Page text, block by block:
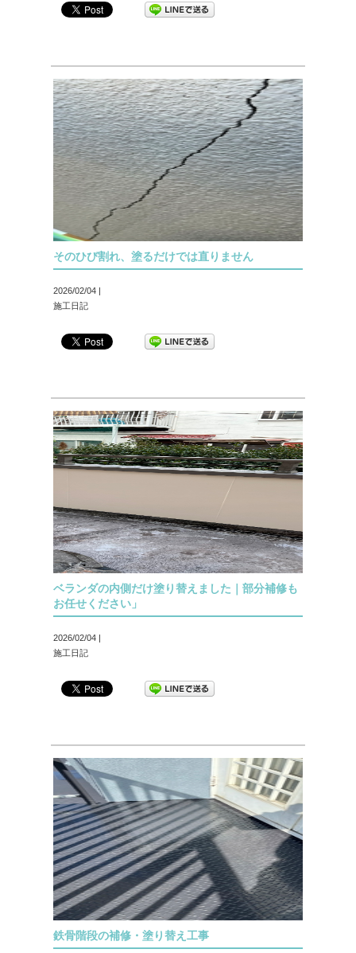
そのひび割れ、塗るだけでは直りません
2026/02/04 |
施工日記
ベランダの内側だけ塗り替えました｜部分補修も
お任せください」
2026/02/04 |
施工日記
鉄骨階段の補修・塗り替え工事